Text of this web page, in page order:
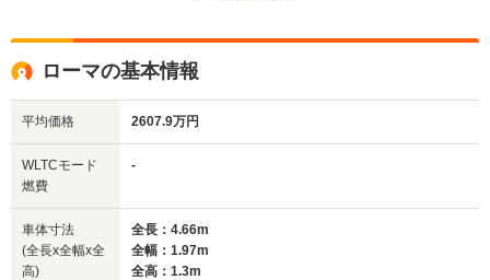
サイズ
(全長x全幅x全高)
全高
1.31m
ローマの基本情報
平均価格 2607.9万円
WLTCモード
燃費
-
車体寸法
(全長x全幅x全
高)
全長：4.66m
全幅：1.97m
全高：1.3m